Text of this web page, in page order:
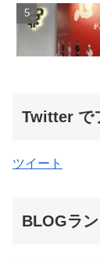
Twitter で
ツイート
BLOGラ